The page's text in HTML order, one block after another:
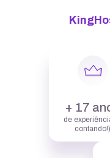
+ 17
de
contando!)